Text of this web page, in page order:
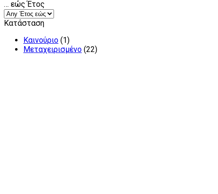
… εώς Έτος
Κατάσταση
Καινούριο (1)
Μεταχειρισμένο (22)